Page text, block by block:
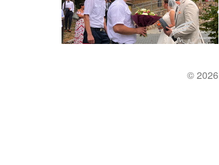
© 2026